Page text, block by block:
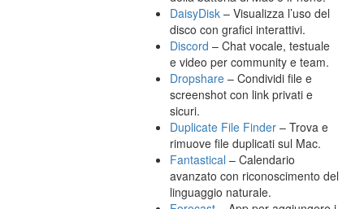
DaisyDisk – Visualizza l’uso del
disco con grafici interattivi.
Discord – Chat vocale, testuale
e video per community e team.
Dropshare – Condividi file e
screenshot con link privati e
sicuri.
Duplicate File Finder – Trova e
rimuove file duplicati sul Mac.
Fantastical – Calendario
avanzato con riconoscimento del
linguaggio naturale.